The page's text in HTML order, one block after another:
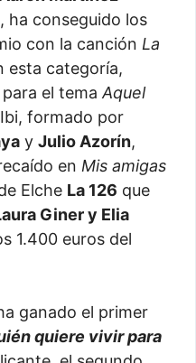
ha conseguido los
con la canción La
esta categoría,
el tema Aquel
formado por
y Julio Azorín,
en Mis amigas
Elche La 126 que
Giner y Elia
1.400 euros del
ganado el primer
quiere vivir para